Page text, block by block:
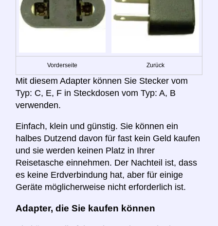
Vorderseite Zurück
Mit diesem Adapter können Sie Stecker vom
Typ: C, E, F in Steckdosen vom Typ: A, B
verwenden.
Einfach, klein und günstig. Sie können ein
halbes Dutzend davon für fast kein Geld kaufen
und sie werden keinen Platz in Ihrer
Reisetasche einnehmen. Der Nachteil ist, dass
es keine Erdverbindung hat, aber für einige
Geräte möglicherweise nicht erforderlich ist.
Adapter, die Sie kaufen können